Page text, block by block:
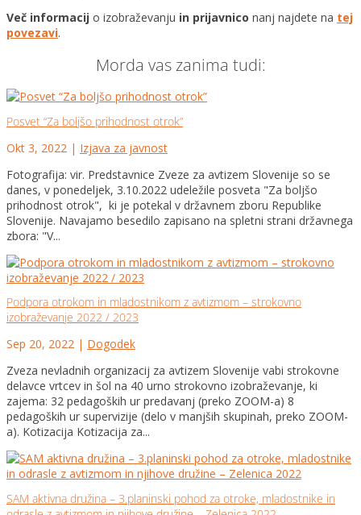
Več informacij o izobraževanju in prijavnico nanj najdete na tej
povezavi.
Morda vas zanima tudi:
Posvet “Za boljšo prihodnost otrok”
Okt 3, 2022 | Izjava za javnost
Fotografija: vir. Predstavnice Zveze za avtizem Slovenije so se
danes, v ponedeljek, 3.10.2022 udeležile posveta "Za boljšo
prihodnost otrok", ki je potekal v državnem zboru Republike
Slovenije. Navajamo besedilo zapisano na spletni strani državnega
zbora: "V...
Podpora otrokom in mladostnikom z avtizmom – strokovno
izobraževanje 2022 / 2023
Sep 20, 2022 | Dogodek
Zveza nevladnih organizacij za avtizem Slovenije vabi strokovne
delavce vrtcev in šol na 40 urno strokovno izobraževanje, ki
zajema: 32 pedagoških ur predavanj (preko ZOOM-a) 8
pedagoških ur supervizije (delo v manjših skupinah, preko ZOOM-
a). Kotizacija Kotizacija za...
SAM aktivna družina – 3.planinski pohod za otroke, mladostnike in